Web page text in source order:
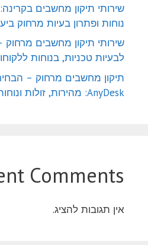
שירותי תיקון מחשבים
נוחות ופתרון בעיות מרחוק
שירותי תיקון מחשבים מרחוק
לבעיות טכניות, בנוחות
תיקון מחשבים מרחוק –
AnyDesk: מהירות, זולות ונוחות למשתמשים
Comments
אין תגובות להציג.